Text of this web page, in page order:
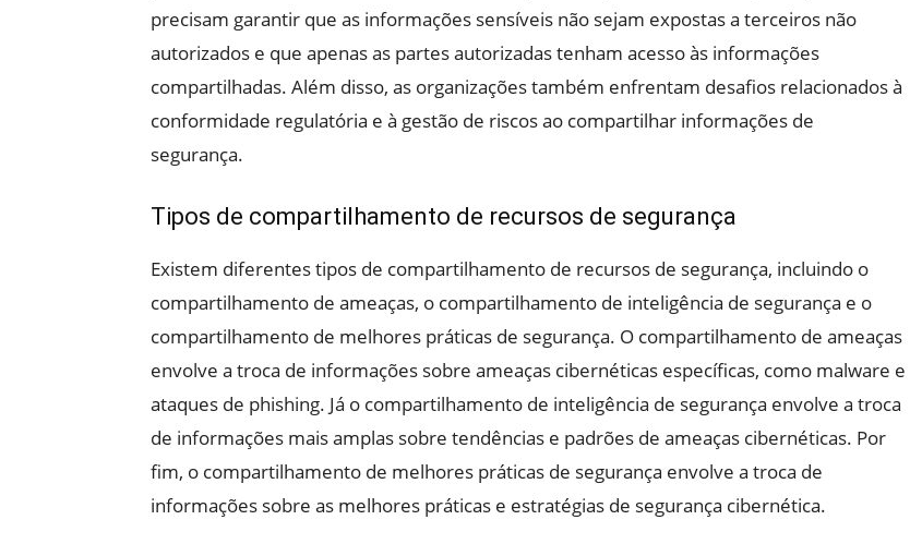
precisam garantir que as informações sensíveis não sejam expostas a terceiros não
autorizados e que apenas as partes autorizadas tenham acesso às informações
compartilhadas. Além disso, as organizações também enfrentam desafios relacionados à
conformidade regulatória e à gestão de riscos ao compartilhar informações de
segurança.
Tipos de compartilhamento de recursos de segurança
Existem diferentes tipos de compartilhamento de recursos de segurança, incluindo o
compartilhamento de ameaças, o compartilhamento de inteligência de segurança e o
compartilhamento de melhores práticas de segurança. O compartilhamento de ameaças
envolve a troca de informações sobre ameaças cibernéticas específicas, como malware e
ataques de phishing. Já o compartilhamento de inteligência de segurança envolve a troca
de informações mais amplas sobre tendências e padrões de ameaças cibernéticas. Por
fim, o compartilhamento de melhores práticas de segurança envolve a troca de
informações sobre as melhores práticas e estratégias de segurança cibernética.